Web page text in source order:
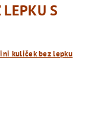
S
kuliček bez lepku